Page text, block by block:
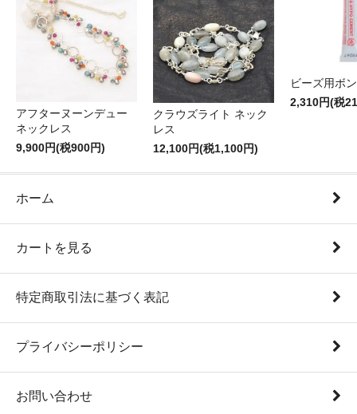
アフターヌーンデュー
ネックレス
9,900円(税900円)
クラウズライト ネック
レス
12,100円(税1,100円)
ビーズ用ボ
2,310円(税
ホーム
カートを見る
特定商取引法に基づく表記
プライバシーポリシー
お問い合わせ